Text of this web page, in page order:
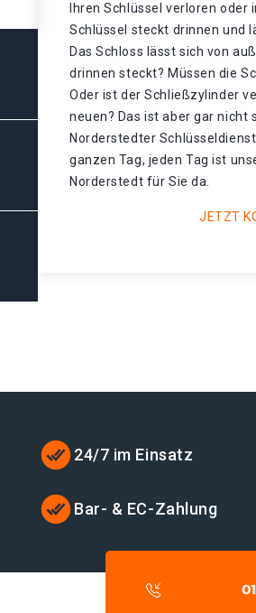
Ihren Schlüssel verloren oder
Schlüssel steckt drinnen und
Das Schloss lässt sich von
drinnen steckt? Müssen die
Oder ist der Schließzylinder
neuen? Das ist aber gar nicht
Norderstedter
ganzen Tag, jeden Tag ist
Norderstedt für Sie da.
JETZT
24/7 im Einsatz
Bar- & EC-Zahlung